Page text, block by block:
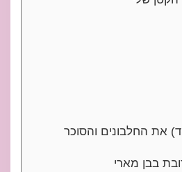
את החלבונים והסוכר
בבן מארי